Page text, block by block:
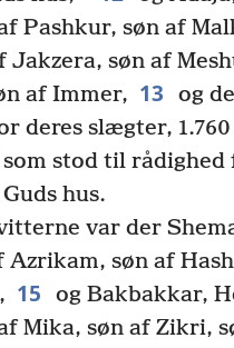
Pashkur, søn af
Jakzera, søn af
af Immer, 13
og
deres slægter,
stod til rådighed
hus.
var der
Azrikam, søn af
15
og Bakbakkar,
Mika, søn af Zikri,